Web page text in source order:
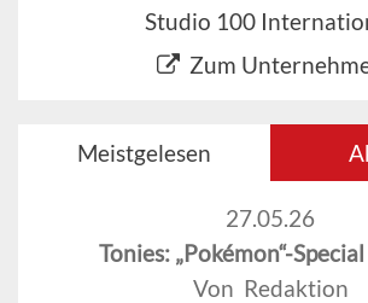
Studio 100
Zum
Meistgelesen
27.05.26
Tonies: „Pokémon“-
Von Redaktion